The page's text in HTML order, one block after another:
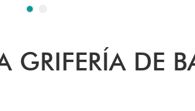
GRIFERÍA DE